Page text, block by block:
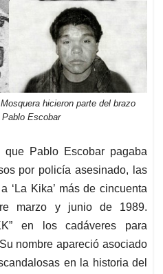
hicieron parte del brazo
Escobar
Pablo Escobar pagaba
por policía asesinado, las
‘La Kika’ más de cincuenta
marzo y junio de 1989.
en los cadáveres para
nombre apareció asociado
en la historia del